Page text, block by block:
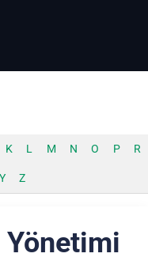
K L M N O P R
Y Z
Yönetimi